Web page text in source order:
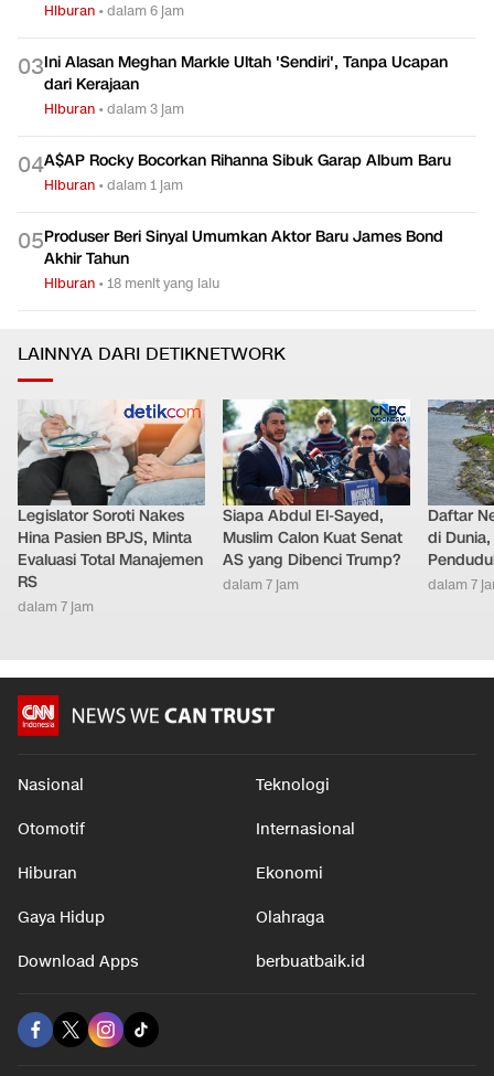
Hiburan •dalam 6 jam
03Ini Alasan Meghan Markle Ultah 'Sendiri', Tanpa Ucapan
dari Kerajaan
Hiburan •dalam 3 jam
04A$AP Rocky Bocorkan Rihanna Sibuk Garap Album Baru
Hiburan •dalam 1 jam
05Produser Beri Sinyal Umumkan Aktor Baru James Bond
Akhir Tahun
Hiburan •18 menit yang lalu
LAINNYA DARI DETIKNETWORK
Legislator Soroti Nakes
Hina Pasien BPJS, Minta
Evaluasi Total Manajemen
RS
dalam 7 jam
Siapa Abdul El-Sayed,
Muslim Calon Kuat Senat
AS yang Dibenci Trump?
dalam 7 jam
Daftar
di
dalam 7
Nasional Teknologi
Otomotif Internasional
Hiburan Ekonomi
Gaya Hidup Olahraga
Download Apps berbuatbaik.id